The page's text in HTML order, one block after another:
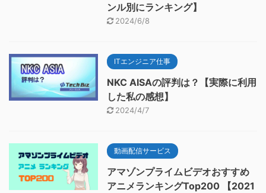
ンル別にランキング】
2024/6/8
ITエンジニア仕事
NKC AISAの評判は？【実際に利用
した私の感想】
2024/4/7
動画配信サービス
アマゾンプライムビデオおすすめ
アニメランキングTop200 【2021